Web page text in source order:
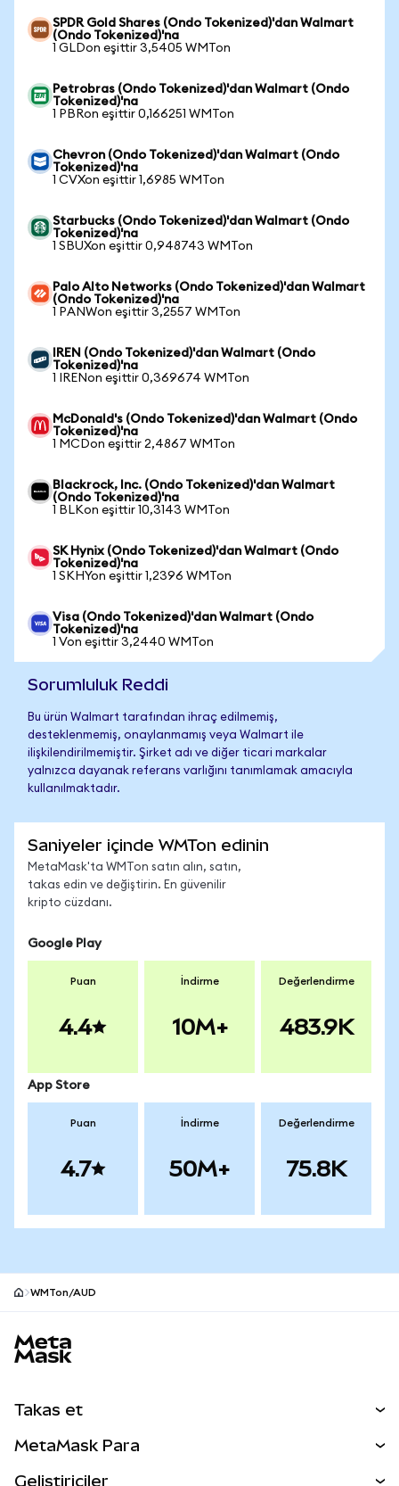
SPDR Gold Shares (Ondo Tokenized)'dan Walmart
(Ondo Tokenized)'na
1 GLDon eşittir 3,5405 WMTon
Petrobras (Ondo Tokenized)'dan Walmart (Ondo
Tokenized)'na
1 PBRon eşittir 0,166251 WMTon
Chevron (Ondo Tokenized)'dan Walmart (Ondo
Tokenized)'na
1 CVXon eşittir 1,6985 WMTon
Starbucks (Ondo Tokenized)'dan Walmart (Ondo
Tokenized)'na
1 SBUXon eşittir 0,948743 WMTon
Palo Alto Networks (Ondo Tokenized)'dan Walmart
(Ondo Tokenized)'na
1 PANWon eşittir 3,2557 WMTon
IREN (Ondo Tokenized)'dan Walmart (Ondo
Tokenized)'na
1 IRENon eşittir 0,369674 WMTon
McDonald's (Ondo Tokenized)'dan Walmart (Ondo
Tokenized)'na
1 MCDon eşittir 2,4867 WMTon
Blackrock, Inc. (Ondo Tokenized)'dan Walmart
(Ondo Tokenized)'na
1 BLKon eşittir 10,3143 WMTon
SK Hynix (Ondo Tokenized)'dan Walmart (Ondo
Tokenized)'na
1 SKHYon eşittir 1,2396 WMTon
Visa (Ondo Tokenized)'dan Walmart (Ondo
Tokenized)'na
1 Von eşittir 3,2440 WMTon
Sorumluluk Reddi
Bu ürün Walmart tarafından ihraç edilmemiş,
desteklenmemiş, onaylanmamış veya Walmart ile
ilişkilendirilmemiştir. Şirket adı ve diğer ticari markalar
yalnızca dayanak referans varlığını tanımlamak amacıyla
kullanılmaktadır.
Saniyeler içinde WMTon edinin
MetaMask'ta WMTon satın alın, satın,
takas edin ve değiştirin. En güvenilir
kripto cüzdanı.
Google Play
Puan
4.4
İndirme
10M+
Değerlendirme
483.9K
App Store
Puan
4.7
İndirme
50M+
Değerlendirme
75.8K
WMTon/AUD
Takas et
MetaMask Para
Geliştiriciler